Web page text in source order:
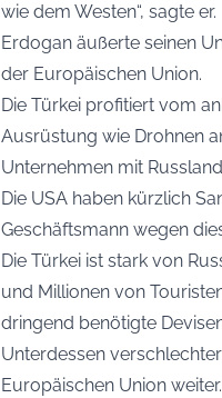
wie dem Westen“, sagte er.
Erdogan äußerte seinen
der Europäischen Union.
Die Türkei profitiert vom
Ausrüstung wie Drohnen
Unternehmen mit
Die USA haben kürzlich
Geschäftsmann wegen
Die Türkei ist stark von
und Millionen von
dringend benötigte
Unterdessen
Europäischen Union